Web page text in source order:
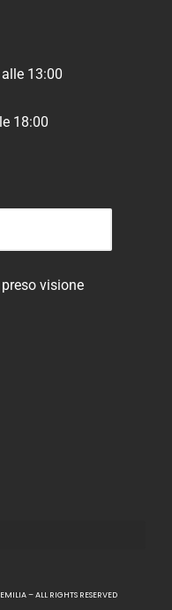
13:00
18:00
visione
– ALL RIGHTS RESERVED